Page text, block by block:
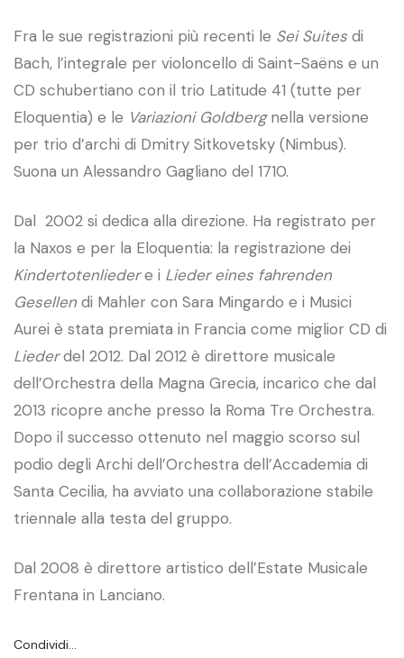
Fra le sue registrazioni più recenti le Sei Suites di
Bach, l’integrale per violoncello di Saint-Saëns e un
CD schubertiano con il trio Latitude 41 (tutte per
Eloquentia) e le Variazioni Goldbergnella versione
per trio d’archi di Dmitry Sitkovetsky (Nimbus).
Suona un Alessandro Gagliano del 1710.
Dal 2002 si dedica alla direzione. Ha registrato per
la Naxos e per la Eloquentia: la registrazione dei
Kindertotenliedere i Lieder eines fahrenden
Gesellen di Mahler con Sara Mingardo e i Musici
Aurei è stata premiata in Francia come miglior CD di
Liederdel 2012. Dal 2012 è direttore musicale
dell’Orchestra della Magna Grecia, incarico che dal
2013 ricopre anche presso la Roma Tre Orchestra.
Dopo il successo ottenuto nel maggio scorso sul
podio degli Archi dell’Orchestra dell’Accademia di
Santa Cecilia, ha avviato una collaborazione stabile
triennale alla testa del gruppo.
Dal 2008 è direttore artistico dell’Estate Musicale
Frentana in Lanciano.
Condividi…